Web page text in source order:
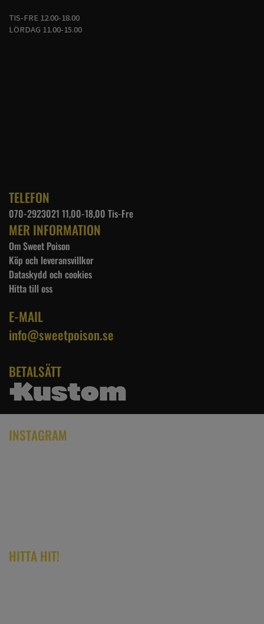
TIS-FRE 12.00-18.00
LÖRDAG 11.00-15.00
TELEFON
070-2923021 11,00-18,00 Tis-Fre
MER INFORMATION
Om Sweet Poison
Köp och leveransvillkor
Dataskydd och cookies
Hitta till oss
E-MAIL
info@sweetpoison.se
BETALSÄTT
INSTAGRAM
HITTA HIT!